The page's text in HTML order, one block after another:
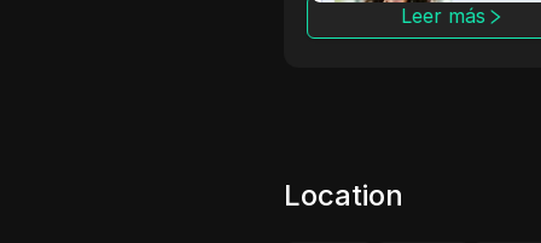
Leer más
Location